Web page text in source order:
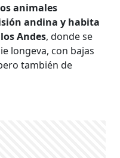
animales
andina y habita
Andes, donde se
longeva, con bajas
también de